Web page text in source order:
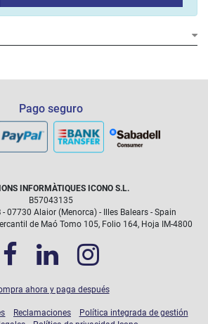
Pago seguro
INFORMÀTIQUES ICONO S.L.
B57043135
07730 Alaior (Menorca) - Illes Balears - Spain
de Maó Tomo 105, Folio 164, Hoja IM-4800
ahora y paga después
Reclamaciones
Política integrada de gestión